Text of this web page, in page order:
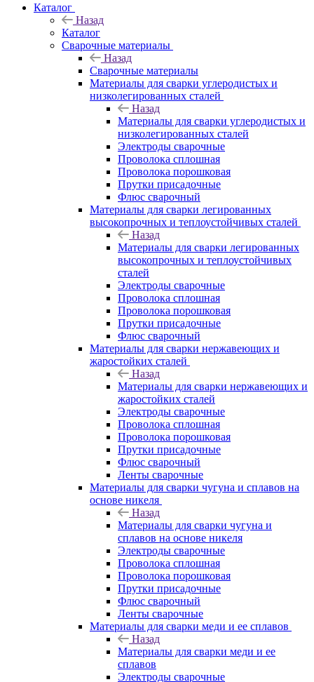
Каталог
Назад
Каталог
Сварочные материалы
Назад
Сварочные материалы
Материалы для сварки углеродистых и
низколегированных сталей
Назад
Материалы для сварки углеродистых и
низколегированных сталей
Электроды сварочные
Проволока сплошная
Проволока порошковая
Прутки присадочные
Флюс сварочный
Материалы для сварки легированных
высокопрочных и теплоустойчивых сталей
Назад
Материалы для сварки легированных
высокопрочных и теплоустойчивых
сталей
Электроды сварочные
Проволока сплошная
Проволока порошковая
Прутки присадочные
Флюс сварочный
Материалы для сварки нержавеющих и
жаростойких сталей
Назад
Материалы для сварки нержавеющих и
жаростойких сталей
Электроды сварочные
Проволока сплошная
Проволока порошковая
Прутки присадочные
Флюс сварочный
Ленты сварочные
Материалы для сварки чугуна и сплавов на
основе никеля
Назад
Материалы для сварки чугуна и
сплавов на основе никеля
Электроды сварочные
Проволока сплошная
Проволока порошковая
Прутки присадочные
Флюс сварочный
Ленты сварочные
Материалы для сварки меди и ее сплавов
Назад
Материалы для сварки меди и ее
сплавов
Электроды сварочные